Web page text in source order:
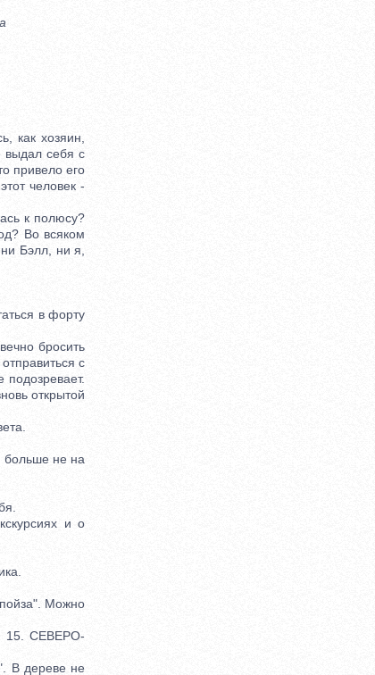
как хозяин,
выдал себя с
привело его
человек -
к полюсу?
Во всяком
Бэлл, ни я,
в форту
бросить
с
открытой
больше не на
и о
Можно
15. СЕВЕРО-
В дереве не